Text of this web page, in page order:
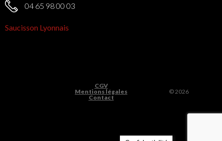
04 65 98 00 03
Saucisson Lyonnais
CGV
Mentions légales
Contact
© 2026